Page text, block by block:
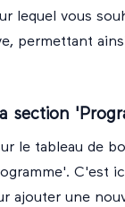
lequel vous
permettant
section
le tableau de
C'est
ajouter une